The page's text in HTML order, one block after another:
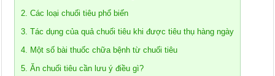
2. Các loại chuối tiêu phổ biến
3. Tác dụng của quả chuối tiêu khi được tiêu thụ hàng ngày
4. Một số bài thuốc chữa bệnh từ chuối tiêu
5. Ăn chuối tiêu cần lưu ý điều gì?